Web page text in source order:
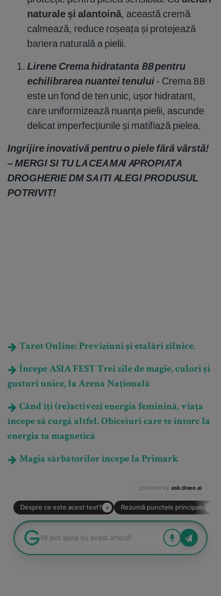
naturale și alantoină, această cremă
calmează, reduce roșeața și protejează
bariera naturală a pielii.
Lirene Crema hidratanta BB pentru
echilibrarea nuantei tenului - Crema BB
este un fond de ten unic, ușor hidratant,
care uniformizează nuanța pielii, ascunde
delicat imperfecțiunile și matifiază pielea.
Ingrijire inovativă pentru o piele fără vârstă!
– MERGI SI TU LA CEA MAI APROPIATA
DROGHERIE DMSA ITI ALEGI PRODUSUL
POTRIVIT!
Tarot Online: Previziuni și etalări zilnice.
Începe ASIA FEST Trei zile de magie, culori și
gusturi unice, la Arena Națională
Când îți (re)activezi energia feminină, viața
începe să curgă altfel. Obiceiuri care te întorc la
energia ta magnetică
Magia sărbătorilor începe la Primark